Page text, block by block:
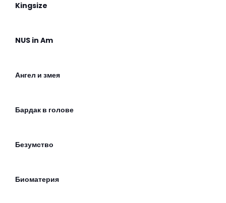
Kingsize
NUS in Am
Ангел и змея
Бардак в голове
Безумство
Биоматерия